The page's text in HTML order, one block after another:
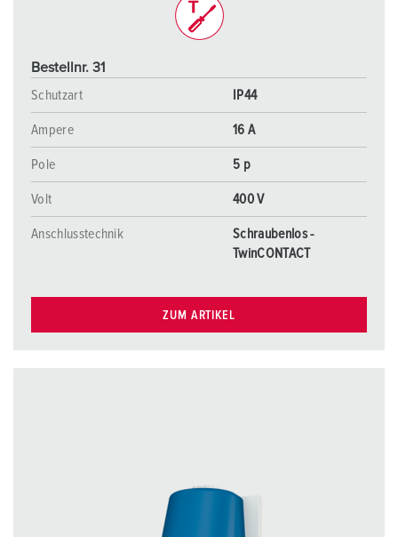
Bestellnr. 31
Schutzart
IP44
Ampere 16 A
Pole 5 p
Volt 400 V
Anschlusstechnik
Schraubenlos -
TwinCONTACT
ZUM ARTIKEL